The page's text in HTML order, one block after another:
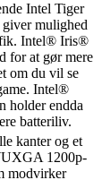
Intel Tiger
mulighed
Intel® Iris®
for at gør mere
om du vil se
Intel®
holder endda
batteriliv.
kanter og et
1200p-
modvirker